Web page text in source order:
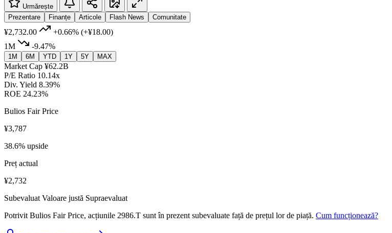
Urmărește
Prezentare
Finanțe Articole Flash News Comunitate
¥2,732.00 +0.66% (+¥18.00)
1M
-9.47%
1M 6M YTD 1Y 5Y MAX
Market Cap ¥62.2B
P/E Ratio 10.14x
Div. Yield 8.39%
ROE 24.23%
Bulios Fair Price
¥3,787
38.6% upside
Preț actual
¥2,732
Subevaluat Valoare justă Supraevaluat
Potrivit Bulios Fair Price, acțiunile 2986.T sunt în prezent subevaluate față de prețul lor de piață. Cum funcționează?